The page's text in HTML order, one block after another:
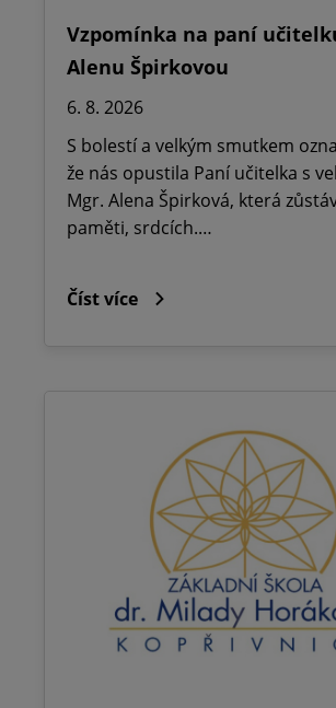
Vzpomínka na paní
Alenu Špirkovou
6. 8. 2026
S bolestí a velkým smutkem
že nás opustila Paní učitelka s
Mgr. Alena Špirková, která
paměti, srdcích.…
Číst více